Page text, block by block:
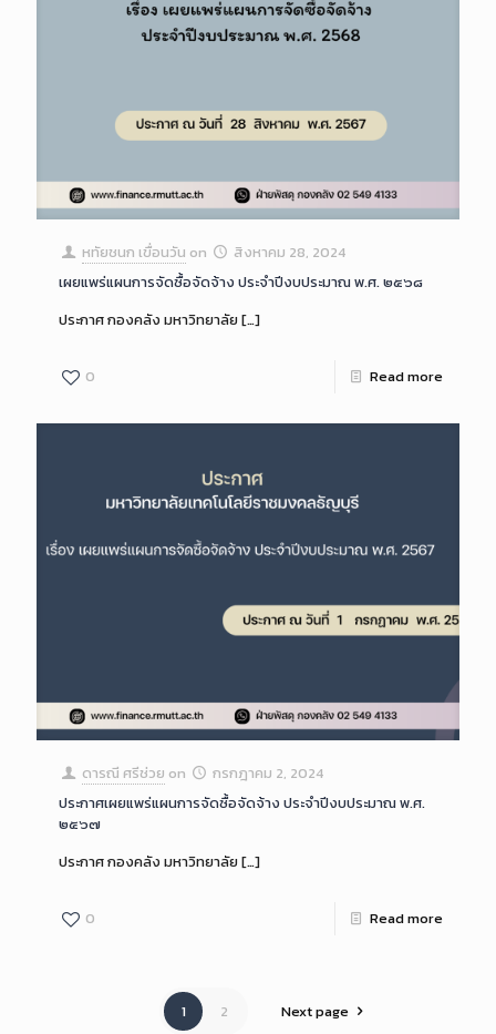
หทัยชนก เขื่อนวัน on
สิงหาคม 28, 2024
เผยแพร่แผนการจัดซื้อจัดจ้าง ประจำปีงบประมาณ พ.ศ. ๒๕๖๘
ประกาศ กองคลัง มหาวิทยาลัย[…]
0 Read more
ดารณี ศรีช่วย on
กรกฎาคม 2, 2024
ประกาศเผยแพร่แผนการจัดซื้อจัดจ้าง ประจำปีงบประมาณ พ.ศ.
๒๕๖๗
ประกาศ กองคลัง มหาวิทยาลัย[…]
0 Read more
1 2 Next page